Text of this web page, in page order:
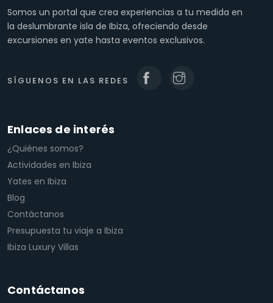
Somos un portal que crea experiencias a tu medida en
la deslumbrante isla de Ibiza, ofreciendo desde
excursiones en yate hasta eventos exclusivos.
SÍGUENOS EN LAS REDES
Enlaces de interés
¿Quiénes somos?
Actividades en Ibiza
Yates en Ibiza
Blog
Contáctanos
Presupuesta tu viaje a Ibiza
Ibiza Luxury Villas
Contáctanos